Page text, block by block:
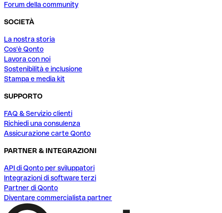
Forum della community
SOCIETÀ
La nostra storia
Cos'è Qonto
Lavora con noi
Sostenibilità e inclusione
Stampa e media kit
SUPPORTO
FAQ & Servizio clienti
Richiedi una consulenza
Assicurazione carte Qonto
PARTNER & INTEGRAZIONI
API di Qonto per sviluppatori
Integrazioni di software terzi
Partner di Qonto
Diventare commercialista partner